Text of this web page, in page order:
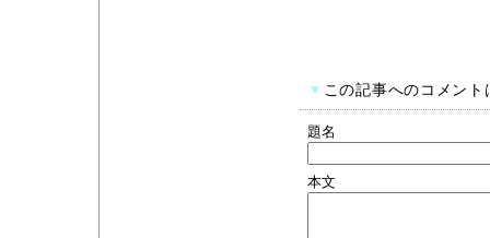
▼ この記事へのコメント
題名
本文